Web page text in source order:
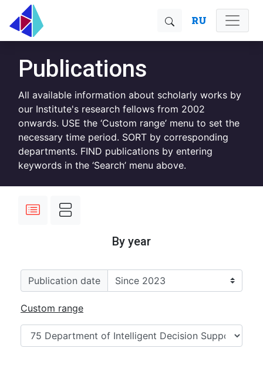
RU
Publications
All available information about scholarly works by
our Institute's research fellows from 2002
onwards. USE the ‘Custom range’ menu to set the
necessary time period. SORT by corresponding
departments. FIND publications by entering
keywords in the ‘Search’ menu above.
By year
Publication date
Custom range